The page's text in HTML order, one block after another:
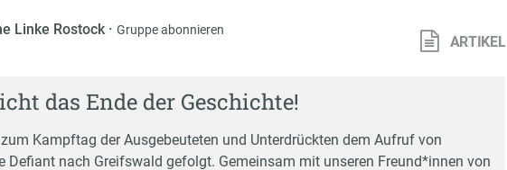
Linke Rostock · Gruppe abonnieren
ARTIKEL
das Ende der Geschichte!
Kampftag der Ausgebeuteten und Unterdrückten dem Aufruf von
Defiant nach Greifswald gefolgt. Gemeinsam mit unseren Freund*innen von